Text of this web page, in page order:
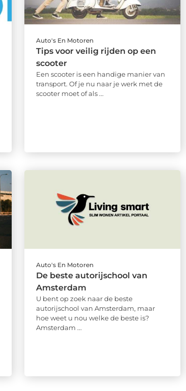
Auto's En Motoren
Tips voor veilig rijden op een
scooter
Een scooter is een handige manier van
transport. Of je nu naar je werk met de
scooter moet of als ...
Auto's En Motoren
De beste autorijschool van
Amsterdam
U bent op zoek naar de beste
autorijschool van Amsterdam, maar
hoe weet u nou welke de beste is?
Amsterdam ...